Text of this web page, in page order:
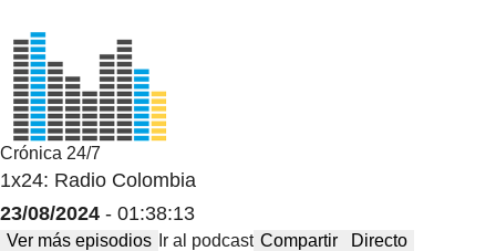
Crónica 24/7
1x24: Radio Colombia
23/08/2024 - 01:38:13
Ver más episodios Ir al podcast Compartir Directo